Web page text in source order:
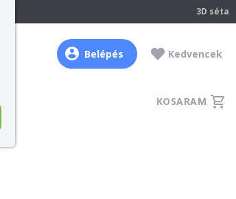
3D séta
Belépés Kedvencek
KOSARAM